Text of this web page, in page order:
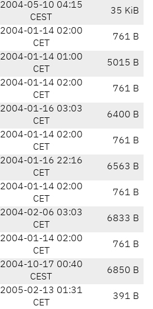
2004-05-10 04:15
CEST
35 KiB
2004-01-14 02:00
CET
761 B
2004-01-14 01:00
CET
5015 B
2004-01-14 02:00
CET
761 B
2004-01-16 03:03
CET
6400 B
2004-01-14 02:00
CET
761 B
2004-01-16 22:16
CET
6563 B
2004-01-14 02:00
CET
761 B
2004-02-06 03:03
CET
6833 B
2004-01-14 02:00
CET
761 B
2004-10-17 00:40
CEST
6850 B
2005-02-13 01:31
CET
391 B